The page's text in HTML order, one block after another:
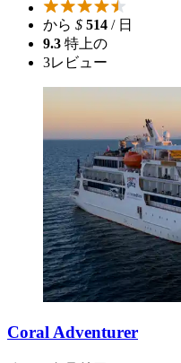
から $ 514 / 日
9.3 特上の
3レビュー
Coral Adventurer